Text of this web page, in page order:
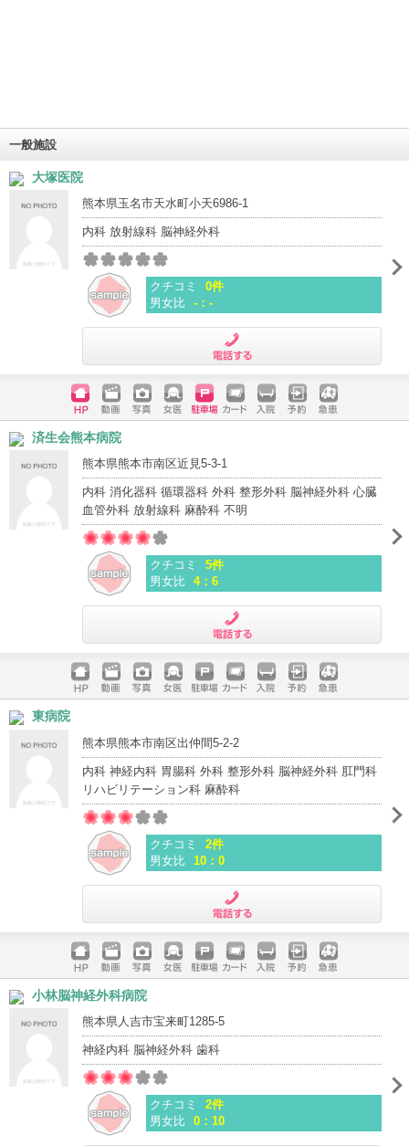
一般施設
大塚医院
熊本県玉名市天水町小天6986-1
内科 放射線科 脳神経外科
クチコミ
0件
男女比 -：-
ホームペ
ージ
動画 写真 女医 駐車場
クレジッ
入院 予約 急患
済生会熊本病院
熊本県熊本市南区近見5-3-1
内科 消化器科 循環器科 外科 整形外科 脳神経外科 心臓
血管外科 放射線科 麻酔科 不明
クチコミ
5件
男女比 4：6
ホームペ
動画 写真 女医 駐車場
クレジッ
入院 予約 急患
東病院
熊本県熊本市南区出仲間5-2-2
内科 神経内科 胃腸科 外科 整形外科 脳神経外科 肛門科
リハビリテーション科 麻酔科
クチコミ
2件
男女比
10：0
ホームペ
ージ
動画 写真 女医 駐車場
クレジッ
入院 予約 急患
小林脳神経外科病院
熊本県人吉市宝来町1285-5
神経内科 脳神経外科 歯科
クチコミ
2件
男女比 0：10